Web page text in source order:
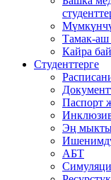
Тамак-аш
Кайра
Студенттерге
Паспорт
Эң мыкты
АБТ